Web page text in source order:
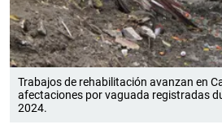
Trabajos de rehabilitación avanzan en
afectaciones por vaguada registradas
2024.